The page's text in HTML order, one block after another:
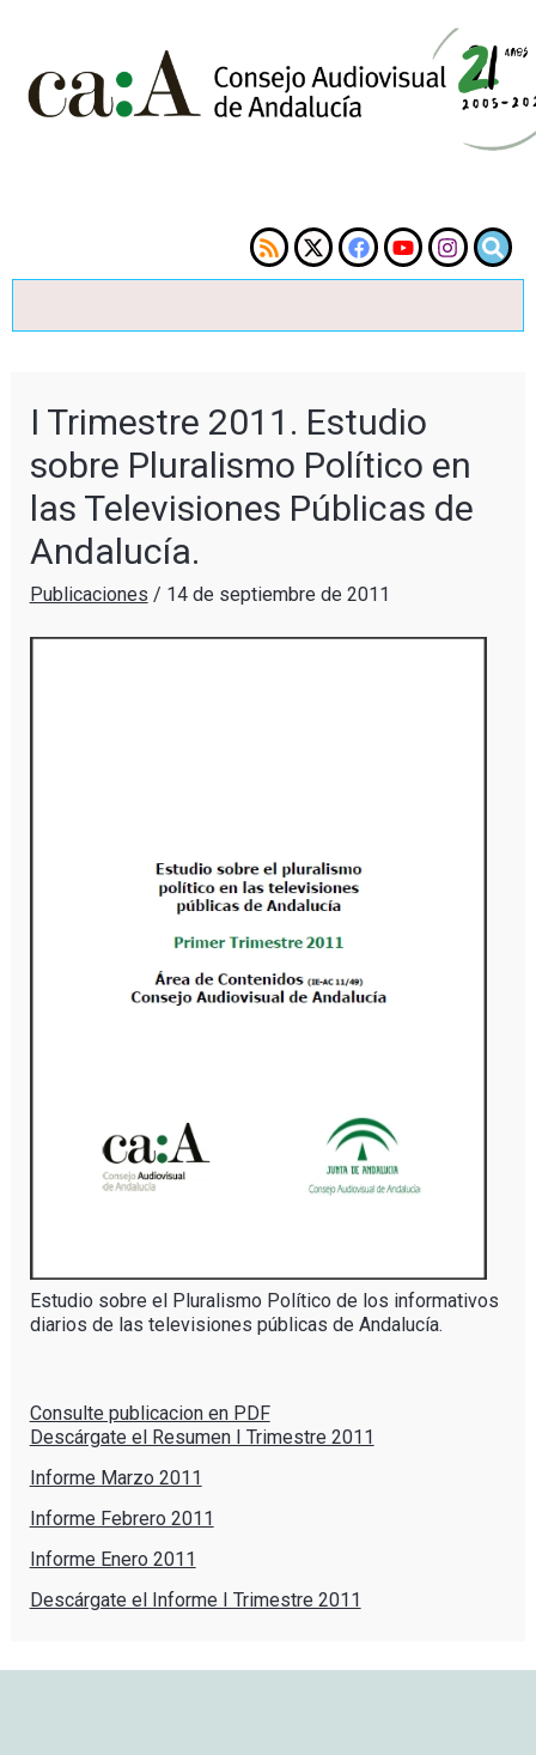
I Trimestre 2011. Estudio
sobre Pluralismo Político en
las Televisiones Públicas de
Andalucía.
Publicaciones / 14 de septiembre de 2011
Estudio sobreel Pluralismo Políticode los informativos
diarios de las televisiones públicas de Andalucía.
Consulte publicacion en PDF
Descárgate el Resumen I Trimestre 2011
Informe Marzo 2011
Informe Febrero 2011
Informe Enero 2011
Descárgate el Informe I Trimestre 2011